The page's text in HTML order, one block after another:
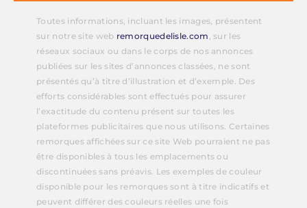
Toutes informations, incluant les images, présentent
sur notre site web remorquedelisle.com , sur les
réseaux sociaux ou dans le corps de nos annonces
publiées sur les sites d’annonces classées, ne sont
présentés qu’à titre d’illustration et d’exemple. Des
efforts considérables sont effectués pour assurer
l’exactitude du contenu présent sur toutes les
plateformes publicitaires que nous utilisons. Certaines
remorques affichées sur ce site Web pourraient ne pas
être disponibles à tous les emplacements ou
discontinuées sans préavis. Les exemples de couleur
disponible pour les remorques sont à titre indicatifs et
peuvent différer des couleurs réelles une fois